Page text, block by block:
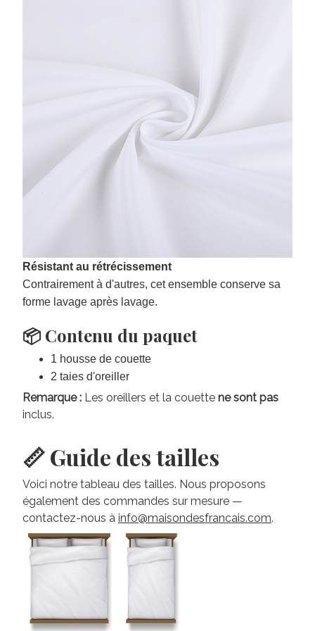
Résistant au rétrécissement
Contrairement à d'autres, cet ensemble conserve sa
forme lavage après lavage.
📦 Contenu du paquet
1 housse de couette
2 taies d'oreiller
Remarque : Les oreillers et la couette ne sont pas
inclus.
📏 Guide des tailles
Voici notre tableau des tailles. Nous proposons
également des commandes sur mesure —
contactez-nous à info@maisondesfrancais.com.